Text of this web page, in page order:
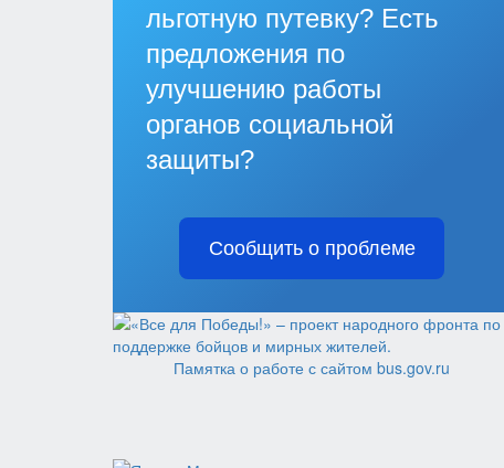
льготную путевку? Есть
предложения по
улучшению работы
органов социальной
защиты?
Сообщить о проблеме
Памятка о работе с сайтом bus.gov.ru